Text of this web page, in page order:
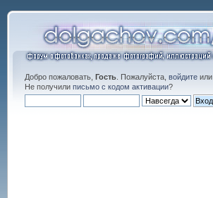
Добро пожаловать, Гость. Пожалуйста, войдитеили
Не получили письмо с кодом активации?